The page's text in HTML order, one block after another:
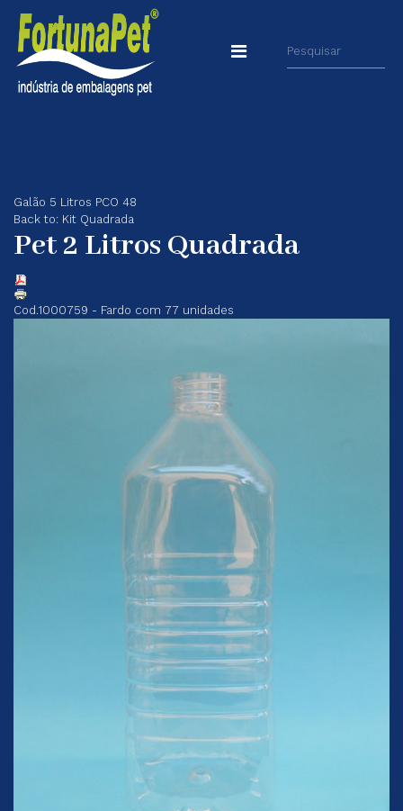
Galão 5 Litros PCO 48
Back to: Kit Quadrada
Pet 2 Litros Quadrada
Cod.1000759 - Fardo com 77 unidades